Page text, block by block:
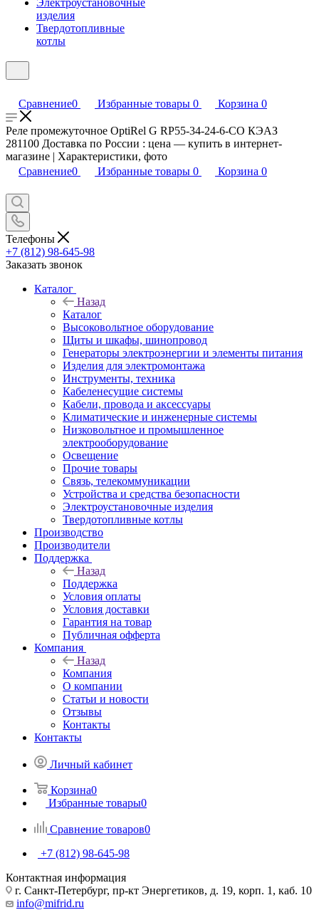
Электроустановочные
изделия
Твердотопливные
котлы
Сравнение0 Избранные товары 0 Корзина 0
Реле промежуточное OptiRel G RP55-34-24-6-CO КЭАЗ
281100 Доставка по России : цена — купить в интернет-
магазине | Характеристики, фото
Сравнение0 Избранные товары 0 Корзина 0
Телефоны
+7 (812) 98-645-98
Заказать звонок
Каталог
Назад
Каталог
Высоковольтное оборудование
Щиты и шкафы, шинопровод
Генераторы электроэнергии и элементы питания
Изделия для электромонтажа
Инструменты, техника
Кабеленесущие системы
Кабели, провода и аксессуары
Климатические и инженерные системы
Низковольтное и промышленное
электрооборудование
Освещение
Прочие товары
Связь, телекоммуникации
Устройства и средства безопасности
Электроустановочные изделия
Твердотопливные котлы
Производство
Производители
Поддержка
Назад
Поддержка
Условия оплаты
Условия доставки
Гарантия на товар
Публичная офферта
Компания
Назад
Компания
О компании
Статьи и новости
Отзывы
Контакты
Контакты
Личный кабинет
Корзина0
Избранные товары0
Сравнение товаров0
+7 (812) 98-645-98
Контактная информация
г. Санкт-Петербург, пр-кт Энергетиков, д. 19, корп. 1, каб. 10
info@mifrid.ru